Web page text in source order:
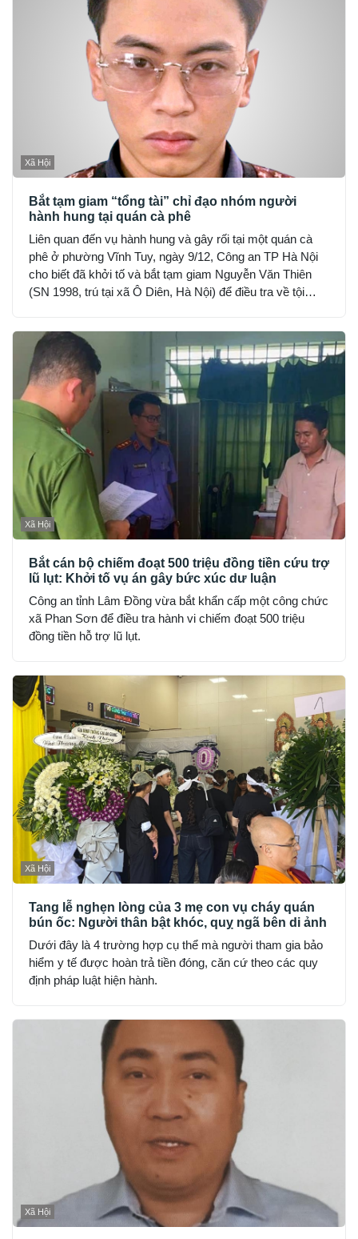
Xã Hội
Bắt tạm giam “tổng tài” chỉ đạo nhóm người
hành hung tại quán cà phê
Liên quan đến vụ hành hung và gây rối tại một quán cà
phê ở phường Vĩnh Tuy, ngày 9/12, Công an TP Hà Nội
cho biết đã khởi tố và bắt tạm giam Nguyễn Văn Thiên
(SN 1998, trú tại xã Ô Diên, Hà Nội) để điều tra về tội
Xã Hội
Bắt cán bộ chiếm đoạt 500 triệu đồng tiền cứu trợ
lũ lụt: Khởi tố vụ án gây bức xúc dư luận
Công an tỉnh Lâm Đồng vừa bắt khẩn cấp một công chức
xã Phan Sơn để điều tra hành vi chiếm đoạt 500 triệu
đồng tiền hỗ trợ lũ lụt.
Xã Hội
Tang lễ nghẹn lòng của 3 mẹ con vụ cháy quán
bún ốc: Người thân bật khóc, quỵ ngã bên di ảnh
Dưới đây là 4 trường hợp cụ thể mà người tham gia bảo
hiểm y tế được hoàn trả tiền đóng, căn cứ theo các quy
định pháp luật hiện hành.
Xã Hội